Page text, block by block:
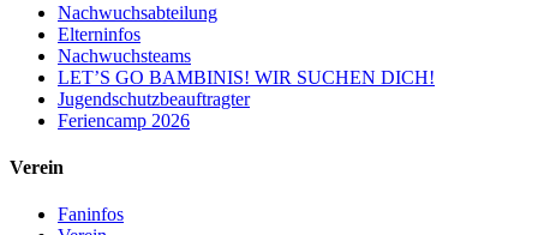
Nachwuchsabteilung
Elterninfos
Nachwuchsteams
LET’S GO BAMBINIS! WIR SUCHEN DICH!
Jugendschutzbeauftragter
Feriencamp 2026
Verein
Faninfos